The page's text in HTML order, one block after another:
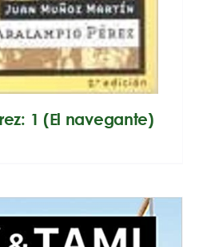
1 (El navegante)